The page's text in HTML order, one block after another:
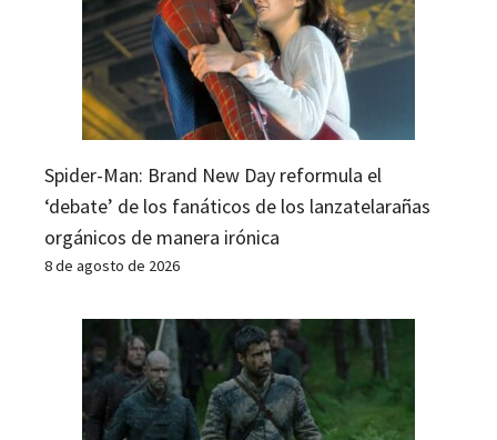
Spider-Man: Brand New Day reformula el
‘debate’ de los fanáticos de los lanzatelarañas
orgánicos de manera irónica
8 de agosto de 2026